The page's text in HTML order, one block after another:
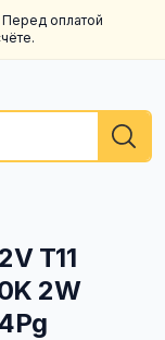
Перед оплатой
T11
2W